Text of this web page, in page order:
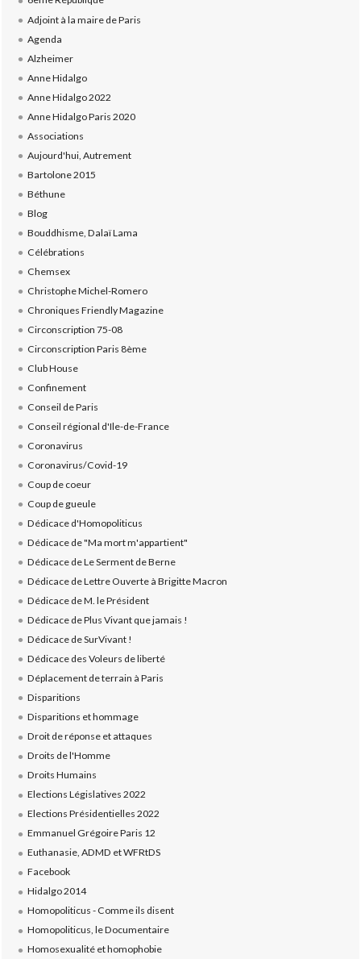
Adjoint à la maire de Paris
Agenda
Alzheimer
Anne Hidalgo
Anne Hidalgo 2022
Anne Hidalgo Paris 2020
Associations
Aujourd'hui, Autrement
Bartolone 2015
Béthune
Blog
Bouddhisme, Dalaï Lama
Célébrations
Chemsex
Christophe Michel-Romero
Chroniques Friendly Magazine
Circonscription 75-08
Circonscription Paris 8ème
Club House
Confinement
Conseil de Paris
Conseil régional d'Ile-de-France
Coronavirus
Coronavirus/Covid-19
Coup de coeur
Coup de gueule
Dédicace d'Homopoliticus
Dédicace de "Ma mort m'appartient"
Dédicace de Le Serment de Berne
Dédicace de Lettre Ouverte à Brigitte Macron
Dédicace de M. le Président
Dédicace de Plus Vivant que jamais !
Dédicace de SurVivant !
Dédicace des Voleurs de liberté
Déplacement de terrain à Paris
Disparitions
Disparitions et hommage
Droit de réponse et attaques
Droits de l'Homme
Droits Humains
Elections Législatives 2022
Elections Présidentielles 2022
Emmanuel Grégoire Paris 12
Euthanasie, ADMD et WFRtDS
Facebook
Hidalgo 2014
Homopoliticus - Comme ils disent
Homopoliticus, le Documentaire
Homosexualité et homophobie